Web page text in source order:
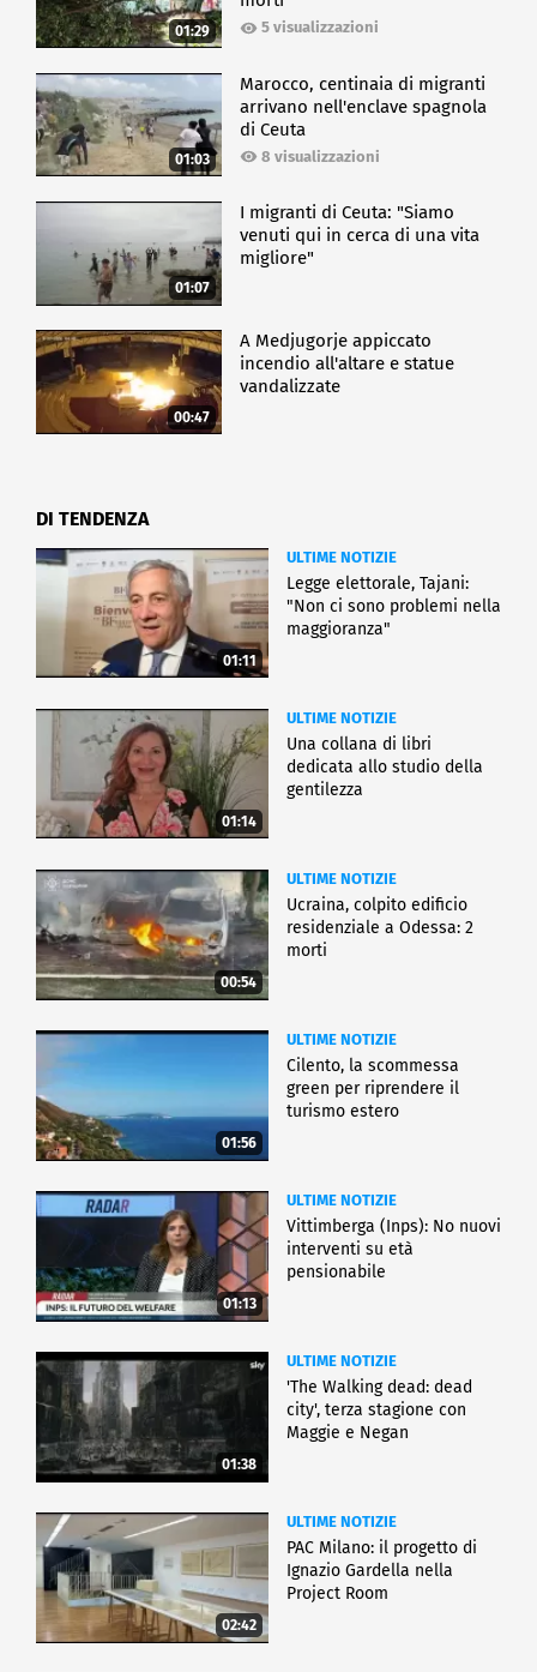
01:29 5 visualizzazioni
01:03
Marocco, centinaia di migranti
arrivano nell'enclave spagnola
di Ceuta
8 visualizzazioni
01:07
I migranti di Ceuta: "Siamo
venuti qui in cerca di una vita
migliore"
00:47
A Medjugorje appiccato
incendio all'altare e statue
vandalizzate
DI TENDENZA
01:11
ULTIME NOTIZIE
Legge elettorale, Tajani:
"Non ci sono problemi nella
maggioranza"
01:14
ULTIME NOTIZIE
Una collana di libri
dedicata allo studio della
gentilezza
00:54
ULTIME NOTIZIE
Ucraina, colpito edificio
residenziale a Odessa: 2
morti
01:56
ULTIME NOTIZIE
Cilento, la scommessa
green per riprendere il
turismo estero
01:13
ULTIME NOTIZIE
Vittimberga (Inps): No nuovi
interventi su età
pensionabile
01:38
ULTIME NOTIZIE
'The Walking dead: dead
city', terza stagione con
Maggie e Negan
02:42
ULTIME NOTIZIE
PAC Milano: il progetto di
Ignazio Gardella nella
Project Room